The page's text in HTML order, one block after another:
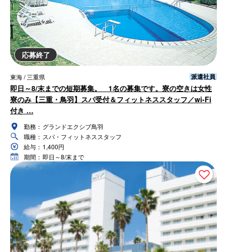
応募終了
東海 / 三重県 派遣社員
即日～8/末までの短期募集。 1名の募集です。寮の空きは女性
寮のみ【三重・鳥羽】スパ受付＆フィットネススタッフ／wi-Fi
付き …
勤務： グランドエクシブ鳥羽
職種： スパ・フィットネススタッフ
給与： 1,400円
期間： 即日～8/末まで